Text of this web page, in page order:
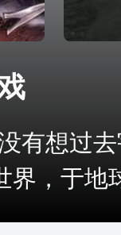
有想过
界，于地